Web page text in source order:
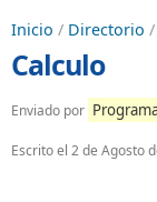
Inicio / Directorio /
Calculo
Enviado por
Escrito el 2 de Agosto